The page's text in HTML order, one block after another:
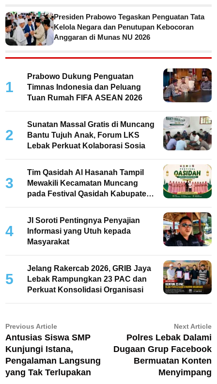
Presiden Prabowo Tegaskan Penguatan Tata
Kelola Negara dan Penutupan Kebocoran
Anggaran di Munas NU 2026
1
Prabowo Dukung Penguatan
Timnas Indonesia dan Peluang
Tuan Rumah FIFA ASEAN 2026
2
Sunatan Massal Gratis di Muncang
Bantu Tujuh Anak, Forum LKS
Lebak Perkuat Kolaborasi Sosia
3
Tim Qasidah Al Hasanah Tampil
Mewakili Kecamatan Muncang
pada Festival Qasidah Kabupaten
4
JI Soroti Pentingnya Penyajian
Informasi yang Utuh kepada
Masyarakat
5
Jelang Rakercab 2026, GRIB Jaya
Lebak Rampungkan 23 PAC dan
Perkuat Konsolidasi Organisasi
Navigasi
pos
Previous ArticlePrevious
article:
Antusias Siswa SMP
Kunjungi Istana,
Pengalaman Langsung
yang Tak Terlupakan
Next Article
Polres Lebak Dalami
Dugaan Grup Facebook
Bermuatan Konten
Menyimpang